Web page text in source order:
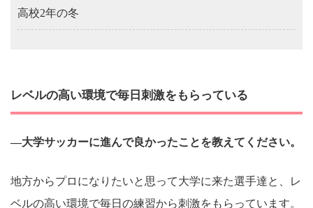
高校2年の冬
レベルの高い環境で毎日刺激をもらっている
―大学サッカーに進んで良かったことを教えてください。
地方からプロになりたいと思って大学に来た選手達と、レ
ベルの高い環境で毎日の練習から刺激をもらっています。